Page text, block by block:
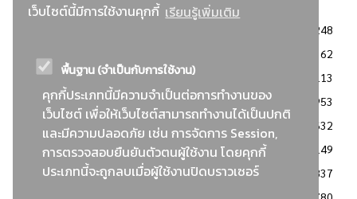
เว็บไซต์นี้มีการใช้งานคุกกี้ เรียนรู้เพิ่มเติม
พื้นฐาน (จำเป็นกับการใช้งาน)
คุกกี้ประเภทนี้มีความจำเป็นต่อการทำงานของ
เว็บไซต์ เพื่อให้เว็บไซต์สามารถทำงานได้เป็นปกติ
และมีความปลอดภัย เช่น การจัดการ Session,
การตรวจสอบยืนยันตัวตนผู้ใช้งาน โดยคุกกี้
ประเภทนี้จะถูกลบเมื่อผู้ใช้งานปิดบราวเซอร์
3248
2362
: วิธีเฉพาะเจาะจง
2113
ข่าวสาร/ประกาศ
1953
: เอกสารส่งเสริมความโปร่งใสในการจัดซื้อจัดจ้าง
1632
ข่าวสารจัดซื้อจัดจ้าง
1149
: แผนการจัดซื้อจัดจ้าง
837